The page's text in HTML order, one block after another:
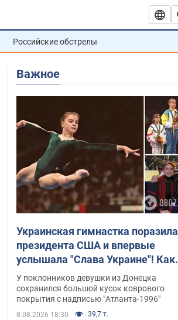
Российские обстрелы
Важное
Украинская гимнастка поразила
президента США и впервые
услышала "Слава Украине"! Как
сложилась судьба Подкопаевой,
которая 30 лет назад завоевала
"золото" Олимпиады
У поклонников девушки из Донецка
сохранился большой кусок коврового
покрытия с надписью "Атланта-1996"
8.08.2026 18:30 39,7 т.